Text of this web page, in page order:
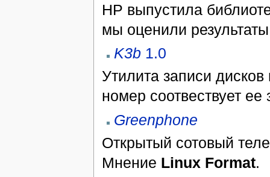
HP выпустила
мы оценили результаты
K3b1.0
Утилита записи
номер соотвествует ее
Greenphone
Открытый сотовый
Мнение Linux Format.